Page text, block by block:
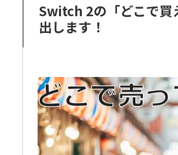
Switch 2の「どこで買
出します！